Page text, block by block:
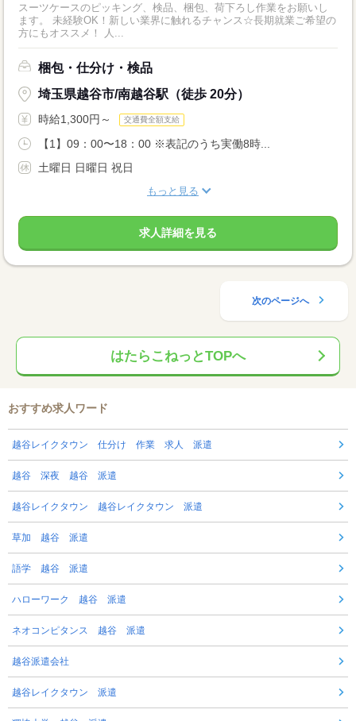
スーツケースのピッキング、検品、梱包、荷下ろし作業をお願いし
ます。 未経験OK！新しい業界に触れるチャンス☆長期就業ご希望の
方にもオススメ！ 人...
梱包・仕分け・検品
埼玉県越谷市/南越谷駅（徒歩 20分）
時給1,300円～ 交通費全額支給
【1】09：00〜18：00 ※表記のうち実働8時...
土曜日 日曜日 祝日
もっと見る
求人詳細を見る
次のページへ
はたらこねっとTOPへ
おすすめ求人ワード
越谷レイクタウン 仕分け 作業 求人 派遣
越谷 深夜 越谷 派遣
越谷レイクタウン 越谷レイクタウン 派遣
草加 越谷 派遣
語学 越谷 派遣
ハローワーク 越谷 派遣
ネオコンピタンス 越谷 派遣
越谷派遣会社
越谷レイクタウン 派遣